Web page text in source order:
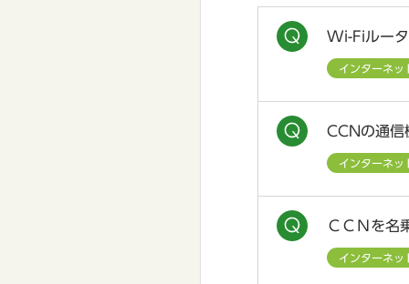
Wi-Fiルー
インターネッ
CCNの通信
インターネッ
ＣＣＮを名
インターネッ